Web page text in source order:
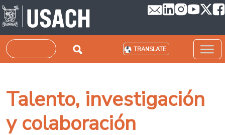
Skip to main content
Search TRANSLATE
Talento, investigación
y colaboración